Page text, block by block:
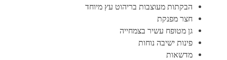
הבקתות מעוצבות בריהוט עץ מיוחד
חצר מפנקת
גן מטופח עשיר בצמחייה
פינות ישיבה נוחות
מדשאות